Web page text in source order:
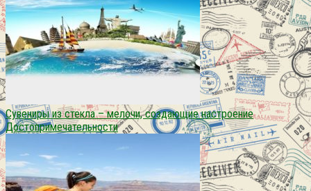
Сувениры из стекла – мелочи, создающие настроение
Достопримечательности